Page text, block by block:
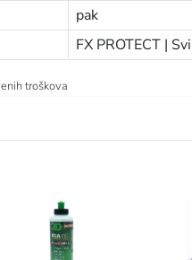
pak
FX PROTECT |
troškova